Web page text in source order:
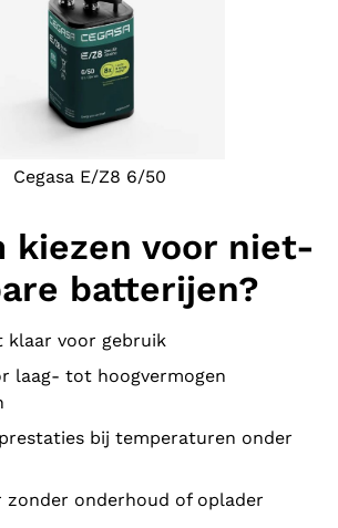
Cegasa E/Z8 6/50
kiezen voor niet-
batterijen?
klaar voor gebruik
laag- tot hoogvermogen
bij temperaturen onder
zonder onderhoud of oplader